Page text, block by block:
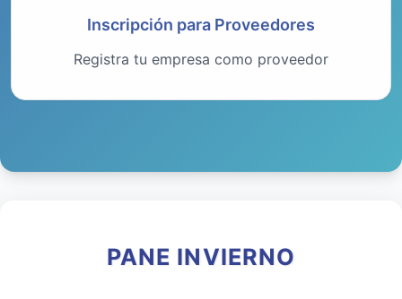
Inscripción para Proveedores
Registra tu empresa como proveedor
PANE INVIERNO